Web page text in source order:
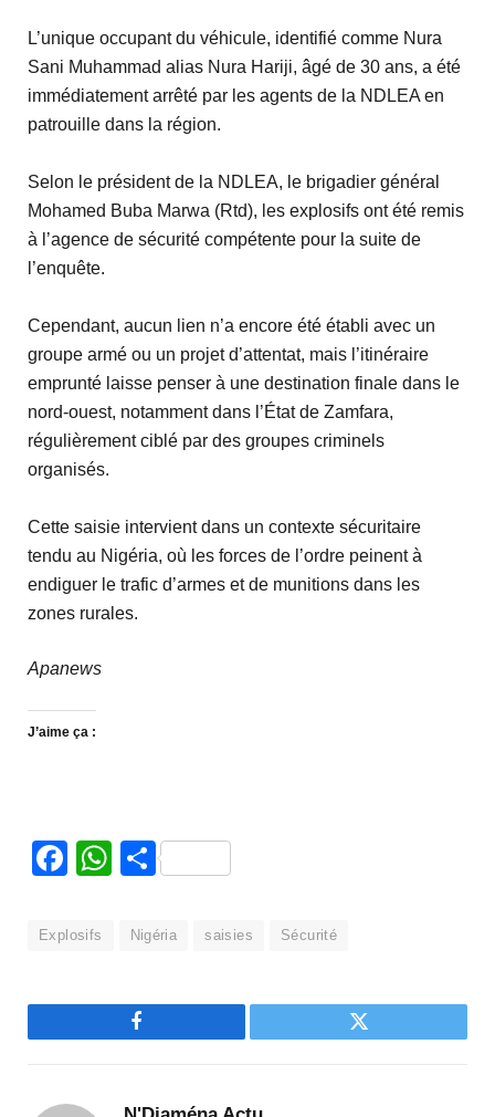
L’unique occupant du véhicule, identifié comme Nura
Sani Muhammad alias Nura Hariji, âgé de 30 ans, a été
immédiatement arrêté par les agents de la NDLEA en
patrouille dans la région.
Selon le président de la NDLEA, le brigadier général
Mohamed Buba Marwa (Rtd), les explosifs ont été remis
à l’agence de sécurité compétente pour la suite de
l’enquête.
Cependant, aucun lien n’a encore été établi avec un
groupe armé ou un projet d’attentat, mais l’itinéraire
emprunté laisse penser à une destination finale dans le
nord-ouest, notamment dans l’État de Zamfara,
régulièrement ciblé par des groupes criminels
organisés.
Cette saisie intervient dans un contexte sécuritaire
tendu au Nigéria, où les forces de l’ordre peinent à
endiguer le trafic d’armes et de munitions dans les
zones rurales.
Apanews
J’aime ça :
Facebook
WhatsApp
Partager
Explosifs Nigéria saisies Sécurité
Facebook Twitter